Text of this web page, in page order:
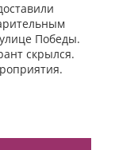
Победы.
скрылся.